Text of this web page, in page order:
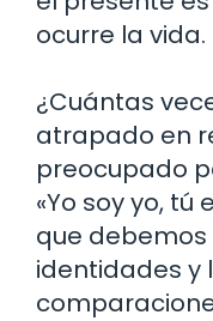
ocurre la vida.
¿Cuántas
atrapado en
preocupado
«Yo soy yo, tú
que
identidades y